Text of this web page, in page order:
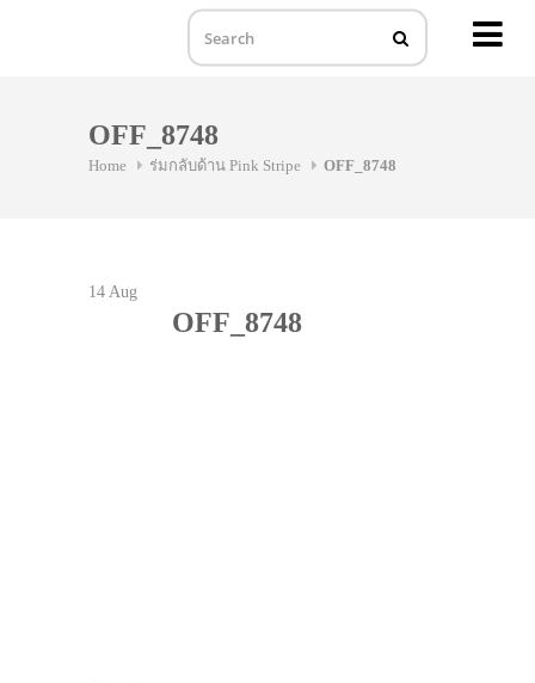
OFF_8748
Home ร่มกลับด้าน Pink Stripe OFF_8748
14 Aug
OFF_8748